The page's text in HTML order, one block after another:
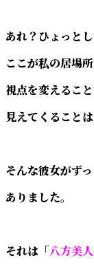
あれ？ひょっと
ここが私の居場
視点を変えるこ
見えてくること
そんな彼女がず
ありました。
それは「八方美